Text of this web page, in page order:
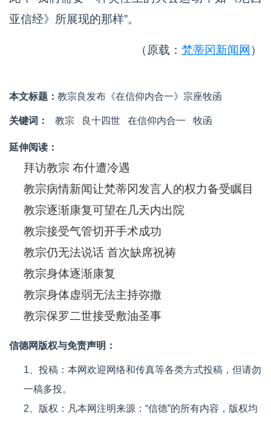
亚信经》所展现的那样”。
（原载： 梵蒂冈新闻网 ）
本文标题： 教宗良发布《在信仰内合一》宗座牧函
关键词： 教宗 良十四世 在信仰内合一 牧函
延伸阅读：
拜访教宗 布什遭冷遇
教宗病情新闻让梵蒂冈发言人的权力备受瞩目
教宗逐渐康复可望在几天内出院
教宗接受气管切开手术成功
教宗仍无法说话 首次缺席祝祷
教宗身体逐渐康复
教宗身体虚弱无法主持弥撒
教宗保罗二世接受敷油圣事
信德网版权与免责声明：
1、投稿：本网欢迎网络和传真等各类方式投稿，但请勿
一稿多投。
2、版权：凡本网注明来源：“信德”的所有内容，版权均